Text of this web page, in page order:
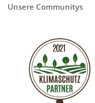
Unsere Communitys